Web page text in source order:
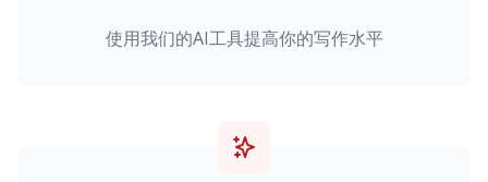
使用我们的AI工具提高你的写作水平